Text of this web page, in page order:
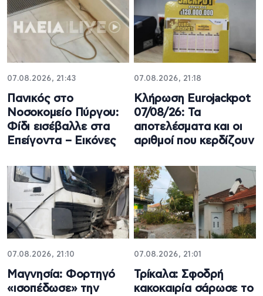
07.08.2026, 21:43
Πανικός στο
Νοσοκομείο Πύργου:
Φίδι εισέβαλλε στα
Επείγοντα – Εικόνες
07.08.2026, 21:18
Κλήρωση Eurojackpot
07/08/26: Τα
αποτελέσματα και οι
αριθμοί που κερδίζουν
07.08.2026, 21:10
Μαγνησία: Φορτηγό
«ισοπέδωσε» την
07.08.2026, 21:01
Τρίκαλα: Σφοδρή
κακοκαιρία σάρωσε το